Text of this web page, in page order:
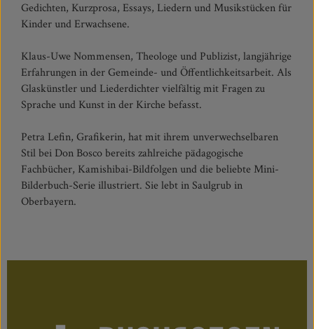
Gedichten, Kurzprosa, Essays, Liedern und Musikstücken für
Kinder und Erwachsene.
Klaus-Uwe Nommensen, Theologe und Publizist, langjährige
Erfahrungen in der Gemeinde- und Öffentlichkeitsarbeit. Als
Glaskünstler und Liederdichter vielfältig mit Fragen zu
Sprache und Kunst in der Kirche befasst.
Petra Lefin, Grafikerin, hat mit ihrem unverwechselbaren
Stil bei Don Bosco bereits zahlreiche pädagogische
Fachbücher, Kamishibai-Bildfolgen und die beliebte Mini-
Bilderbuch-Serie illustriert. Sie lebt in Saulgrub in
Oberbayern.